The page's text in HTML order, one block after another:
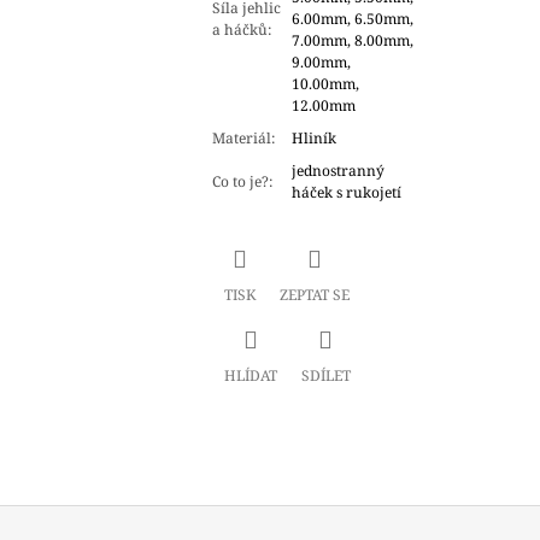
Síla jehlic
a háčků:
6.00mm, 6.50mm,
7.00mm, 8.00mm,
9.00mm,
10.00mm,
12.00mm
Materiál: Hliník
Co to je?:
jednostranný
háček s rukojetí
TISK ZEPTAT SE
HLÍDAT SDÍLET